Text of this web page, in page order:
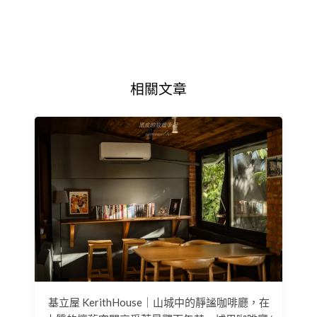
相關文章
基立屋 KerithHouse｜山城中的靜謐咖啡廳，在